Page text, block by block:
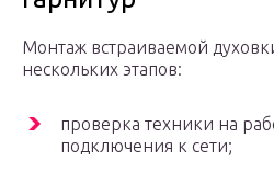
Монтаж встраиваемой
нескольких этапов:
проверка техники на
подключения к сети;